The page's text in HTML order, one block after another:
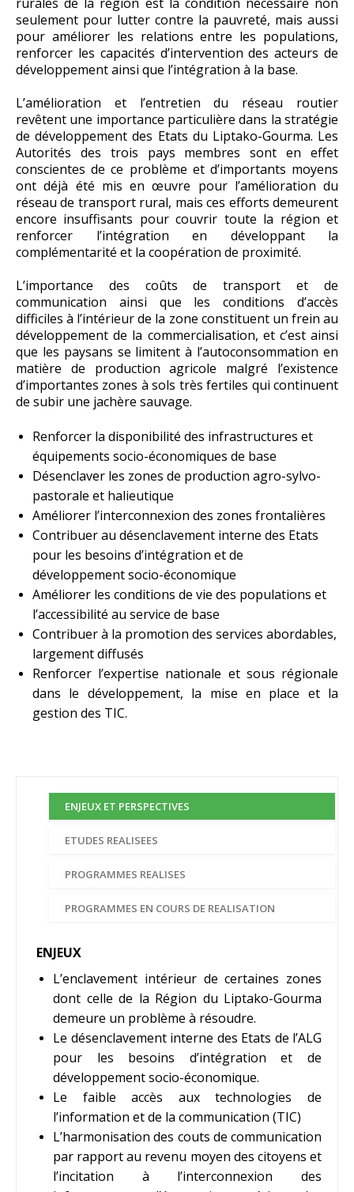
seulement pour lutter contre la pauvreté, mais aussi
pour améliorer les relations entre les populations,
renforcer les capacités d’intervention des acteurs de
développement ainsi que l’intégration à la base.
L’amélioration et l’entretien du réseau routier
revêtent une importance particulière dans la stratégie
de développement des Etats du Liptako-Gourma. Les
Autorités des trois pays membres sont en effet
conscientes de ce problème et d’importants moyens
ont déjà été mis en œuvre pour l’amélioration du
réseau de transport rural, mais ces efforts demeurent
encore insuffisants pour couvrir toute la région et
renforcer l’intégration en développant la
complémentarité et la coopération de proximité.
L’importance des coûts de transport et de
communication ainsi que les conditions d’accès
difficiles à l’intérieur de la zone constituent un frein au
développement de la commercialisation, et c’est ainsi
que les paysans se limitent à l’autoconsommation en
matière de production agricole malgré l’existence
d’importantes zones à sols très fertiles qui continuent
de subir une jachère sauvage.
Renforcer la disponibilité des infrastructures et
équipements socio-économiques de base
Désenclaver les zones de production agro-sylvo-
pastorale et halieutique
Améliorer l’interconnexion des zones frontalières
Contribuer au désenclavement interne des Etats
pour les besoins d’intégration et de
développement socio-économique
Améliorer les conditions de vie des populations et
l’accessibilité au service de base
Contribuer à la promotion des services abordables,
largement diffusés
Renforcer l’expertise nationale et sous régionale
dans le développement, la mise en place et la
gestion des TIC.
ENJEUX ET PERSPECTIVES
ETUDES REALISEES
PROGRAMMES REALISES
PROGRAMMES EN COURS DE REALISATION
ENJEUX
L’enclavement intérieur de certaines zones
dont celle de la Région du Liptako-Gourma
demeure un problème à résoudre.
Le désenclavement interne des Etats de l’ALG
pour les besoins d’intégration et de
développement socio-économique.
Le faible accès aux technologies de
l’information et de la communication (TIC)
L’harmonisation des couts de communication
par rapport au revenu moyen des citoyens et
l’incitation à l’interconnexion des